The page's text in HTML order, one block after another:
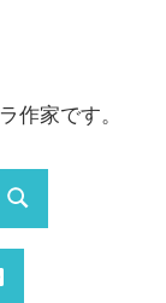
作家です。
検
索